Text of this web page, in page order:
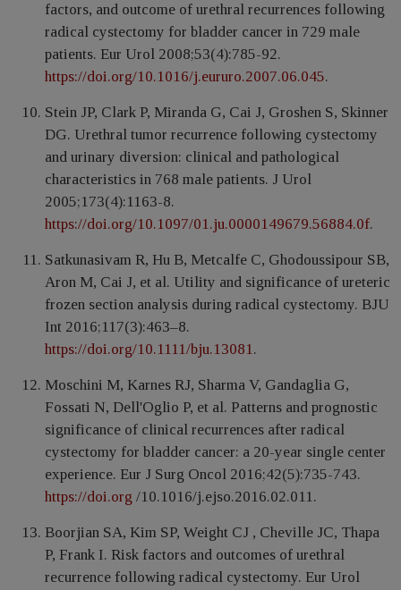
factors, and outcome of urethral recurrences following
radical cystectomy for bladder cancer in 729 male
patients. Eur Urol 2008;53(4):785-92.
https://doi.org/10.1016/j.eururo.2007.06.045.
Stein JP, Clark P, Miranda G, Cai J, Groshen S, Skinner
DG. Urethral tumor recurrence following cystectomy
and urinary diversion: clinical and pathological
characteristics in 768 male patients. J Urol
2005;173(4):1163-8.
https://doi.org/10.1097/01.ju.0000149679.56884.0f.
Satkunasivam R, Hu B, Metcalfe C, Ghodoussipour SB,
Aron M, Cai J, et al. Utility and significance of ureteric
frozen section analysis during radical cystectomy. BJU
Int 2016;117(3):463–8.
https://doi.org/10.1111/bju.13081.
Moschini M, Karnes RJ, Sharma V, Gandaglia G,
Fossati N, Dell'Oglio P, et al. Patterns and prognostic
significance of clinical recurrences after radical
cystectomy for bladder cancer: a 20-year single center
experience. Eur J Surg Oncol 2016;42(5):735-743.
https://doi.org /10.1016/j.ejso.2016.02.011.
Boorjian SA, Kim SP, Weight CJ , Cheville JC, Thapa
P, Frank I. Risk factors and outcomes of urethral
recurrence following radical cystectomy. Eur Urol